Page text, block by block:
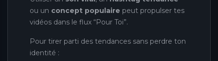
ou un concept populaire peut propulser tes
vidéos dans le flux “Pour Toi”.
Pour tirer parti des tendances sans perdre ton
identité :